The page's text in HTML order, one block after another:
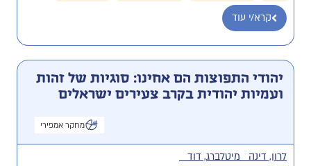
קרא/י עוד
יהודי התפוצות הם אחינו: סוגיות של זהות
ועמיות יהודית בקרב צעירים ישראלים
מחקר אמפירי
לרון, דינה
מיטלברג, דוד